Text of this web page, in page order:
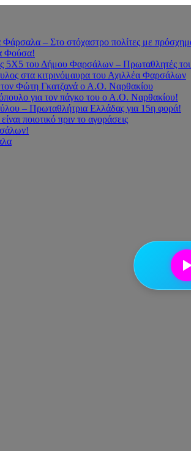
– Στο στόχαστρο πολίτες με
Φούσα!
5Χ5 του Δήμου Φαρσάλων – Πρωταθλητές
στα κιτρινόμαυρα του Αχιλλέα Φαρσάλων
τον Φώτη Γκατζανά ο Α.Ο. Ναρθακίου
για τον πάγκο του ο Α.Ο. Ναρθακίου!
– Πρωταθλήτρια Ελλάδας για 15η φορά!
ποιοτικό πριν το αγοράσεις